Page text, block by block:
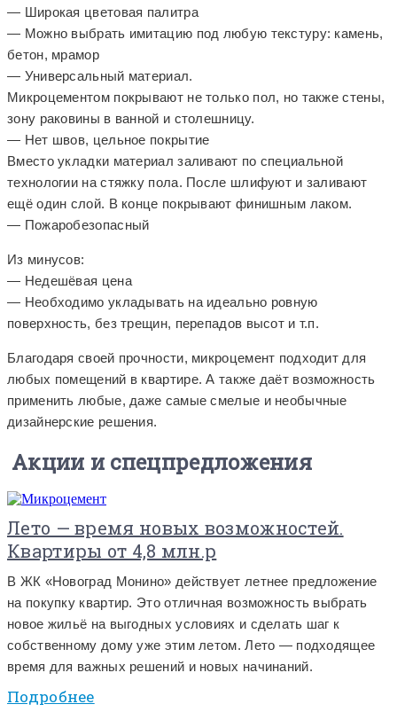
— Широкая цветовая палитра
— Можно выбрать имитацию под любую текстуру: камень,
бетон, мрамор
— Универсальный материал.
Микроцементом покрывают не только пол, но также стены,
зону раковины в ванной и столешницу.
— Нет швов, цельное покрытие
Вместо укладки материал заливают по специальной
технологии на стяжку пола. После шлифуют и заливают
ещё один слой. В конце покрывают финишным лаком.
— Пожаробезопасный
Из минусов:
— Недешёвая цена
— Необходимо укладывать на идеально ровную
поверхность, без трещин, перепадов высот и т.п.
Благодаря своей прочности, микроцемент подходит для
любых помещений в квартире. А также даёт возможность
применить любые, даже самые смелые и необычные
дизайнерские решения.
Акции и спецпредложения
Лето — время новых возможностей.
Квартиры от 4,8 млн.р
В ЖК «Новоград Монино» действует летнее предложение
на покупку квартир. Это отличная возможность выбрать
новое жильё на выгодных условиях и сделать шаг к
собственному дому уже этим летом. Лето — подходящее
время для важных решений и новых начинаний.
Подробнее